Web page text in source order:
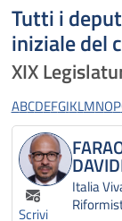
Tutti i
iniziale del
XIX
ABCDEFGIKLMNOP
Scrivi
Italia